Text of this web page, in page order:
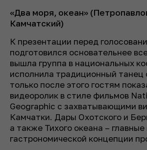
«Два моря, океан»
Камчатский)
К презентации перед
подготовился основательнее
вышла группа в национальных
исполнила традиционный танец
только после этого гостям
видеоролик в стиле фильмов
Geographic с захватывающими
Камчатки. Дары Охотского и
а также Тихого океана – главные
гастрономической концепции